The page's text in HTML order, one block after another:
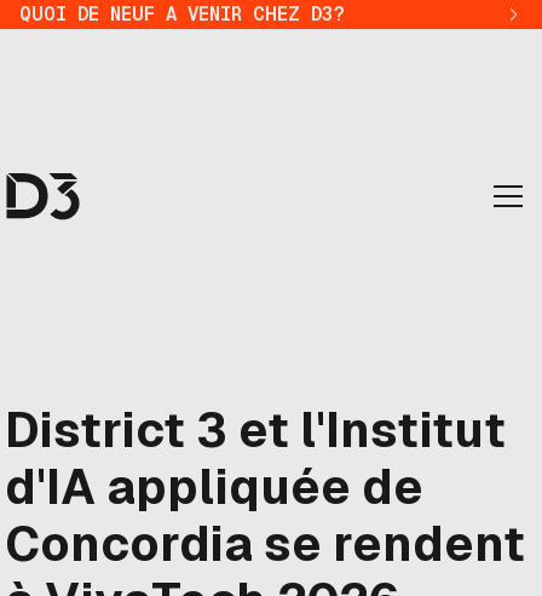
QUOI DE NEUF A VENIR CHEZ D3?
District 3 et l'Institut
d'IA appliquée de
Concordia se rendent